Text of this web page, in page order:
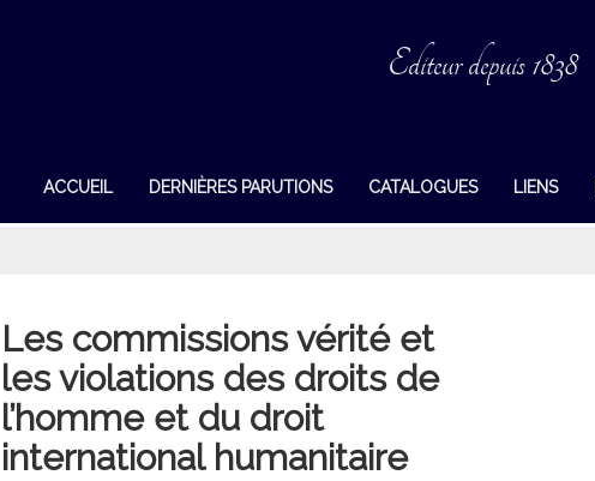
Editeur depuis 1838
ACCUEIL DERNIÈRES PARUTIONS CATALOGUES LIENS
Les commissions vérité et
les violations des droits de
l’homme et du droit
international humanitaire